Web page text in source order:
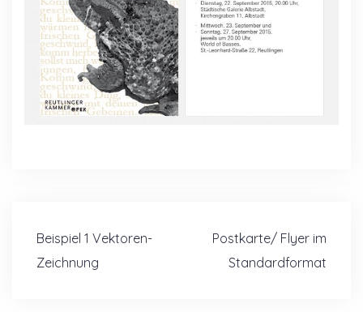
Beitragsnavigation
Beispiel 1 Vektoren-
Zeichnung
Postkarte/ Flyer im
Standardformat